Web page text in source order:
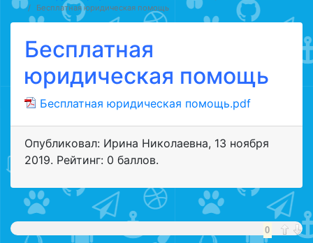
Бесплатная юридическая помощь
Бесплатная
юридическая помощь
Бесплатная юридическая помощь.pdf
Опубликовал: Ирина Николаевна, 13 ноября
2019. Рейтинг: 0 баллов.
0